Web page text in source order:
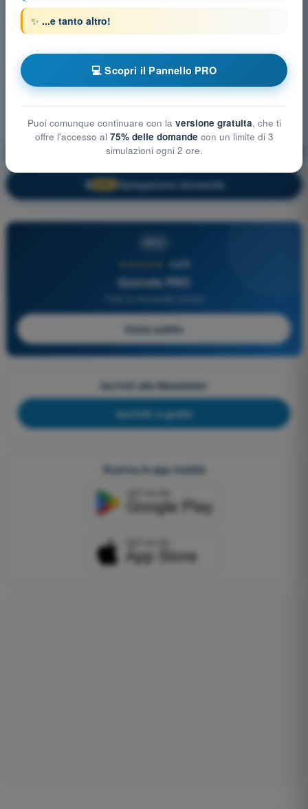
Principi del volo
🔒 Spiegazione domanda
4,6/5
Quizvds PRO
Inizia subito
Iscriviti alla Newsletter
Iscriviti, è gratis
Scarica le app mobile
✨ ...e tanto altro!
💻 Scopri il Pannello PRO
Puoi comunque continuare con la versione gratuita, che ti
offre l'accesso al 75% delle domande con un limite di 3
simulazioni ogni 2 ore.